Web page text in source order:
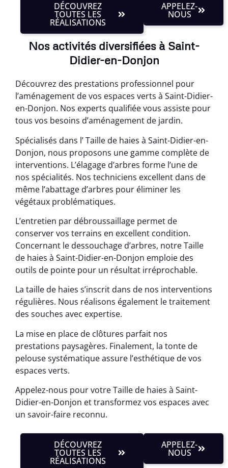
DÉCOUVREZ
TOUTES LES
RÉALISATIONS
APPELEZ-
NOUS
Nos activités diversifiées à Saint-
Didier-en-Donjon
Découvrez des prestations professionnel pour
l’aménagement de vos espaces verts à Saint-Didier-
en-Donjon. Nos experts qualifiée vous assiste pour
tous vos besoins d’aménagement de jardin.
Spécialisés dans l’ Taille de haies à Saint-Didier-en-
Donjon, nous proposons une gamme complète de
interventions. L’élagage d’arbres forme l’une de
nos spécialités. Nos techniciens excellent dans de
même l’abattage d’arbres pour éliminer les
végétaux problématiques.
L’entretien par débroussaillage permet de
conserver vos terrains en excellent condition.
Concernant le dessouchage d’arbres, notre Taille
de haies à Saint-Didier-en-Donjon emploie des
outils de pointe pour un résultat irréprochable.
La taille de haies s’inscrit dans de nos interventions
régulières. Nous réalisons également le traitement
des souches avec expertise.
La mise en place de clôtures parfait nos
prestations paysagères. Finalement, la tonte de
pelouse systématique assure l’esthétique de vos
espaces verts.
Appelez-nous pour votre Taille de haies à Saint-
Didier-en-Donjon et transformez vos espaces avec
un savoir-faire reconnu.
DÉCOUVREZ
TOUTES LES
RÉALISATIONS
APPELEZ-
NOUS